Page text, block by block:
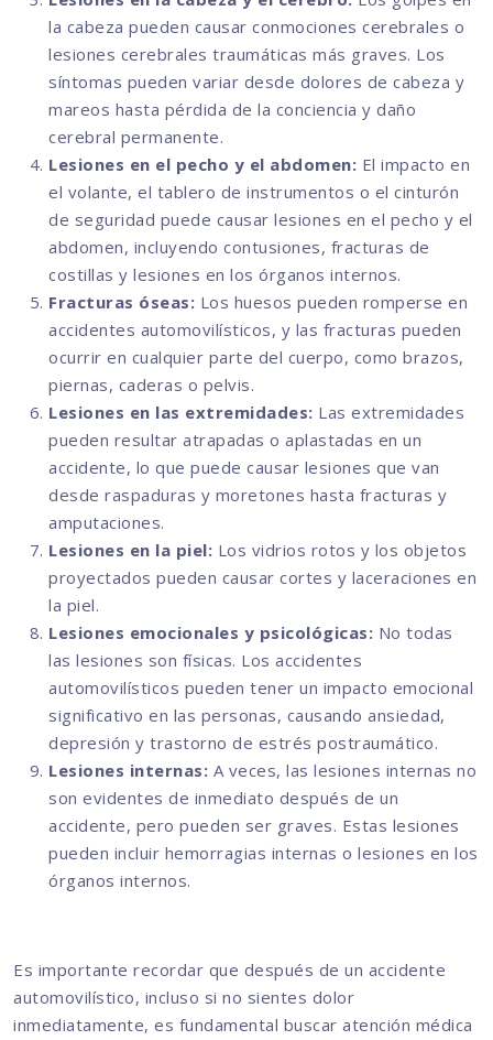
la cabeza pueden causar conmociones cerebrales o
lesiones cerebrales traumáticas más graves. Los
síntomas pueden variar desde dolores de cabeza y
mareos hasta pérdida de la conciencia y daño
cerebral permanente.
Lesiones en el pecho y el abdomen: El impacto en
el volante, el tablero de instrumentos o el cinturón
de seguridad puede causar lesiones en el pecho y el
abdomen, incluyendo contusiones, fracturas de
costillas y lesiones en los órganos internos.
Fracturas óseas: Los huesos pueden romperse en
accidentes automovilísticos, y las fracturas pueden
ocurrir en cualquier parte del cuerpo, como brazos,
piernas, caderas o pelvis.
Lesiones en las extremidades: Las extremidades
pueden resultar atrapadas o aplastadas en un
accidente, lo que puede causar lesiones que van
desde raspaduras y moretones hasta fracturas y
amputaciones.
Lesiones en la piel: Los vidrios rotos y los objetos
proyectados pueden causar cortes y laceraciones en
la piel.
Lesiones emocionales y psicológicas: No todas
las lesiones son físicas. Los accidentes
automovilísticos pueden tener un impacto emocional
significativo en las personas, causando ansiedad,
depresión y trastorno de estrés postraumático.
Lesiones internas: A veces, las lesiones internas no
son evidentes de inmediato después de un
accidente, pero pueden ser graves. Estas lesiones
pueden incluir hemorragias internas o lesiones en los
órganos internos.
Es importante recordar que después de un accidente
automovilístico, incluso si no sientes dolor
inmediatamente, es fundamental buscar atención médica